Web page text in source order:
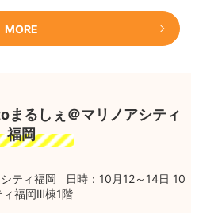
MORE
まるしぇ＠マリノアシティ
福岡
ティ福岡 日時：10月12～14日 10
ィ福岡Ⅲ棟1階